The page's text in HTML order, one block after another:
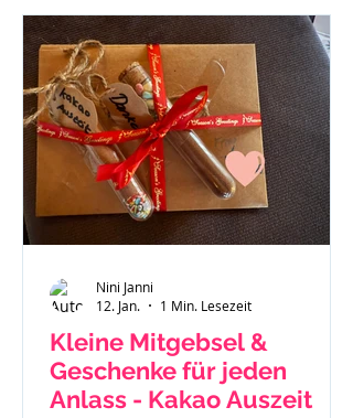
großer Sohn geboren wurde sind wir
auch noch mit diesem 30 Jahre alten
Hobby los und haben schnell
gemerkt - der ist zu klein. Also haben
wir uns einen Fendt 470 gekauft.
Solide, gut verarbeitet und passend
für
Kleine Mitgebsel &
Geschenke für jeden
Anlass - Kakao Auszeit
Nini Janni
12. Jan.
1 Min. Lesezeit